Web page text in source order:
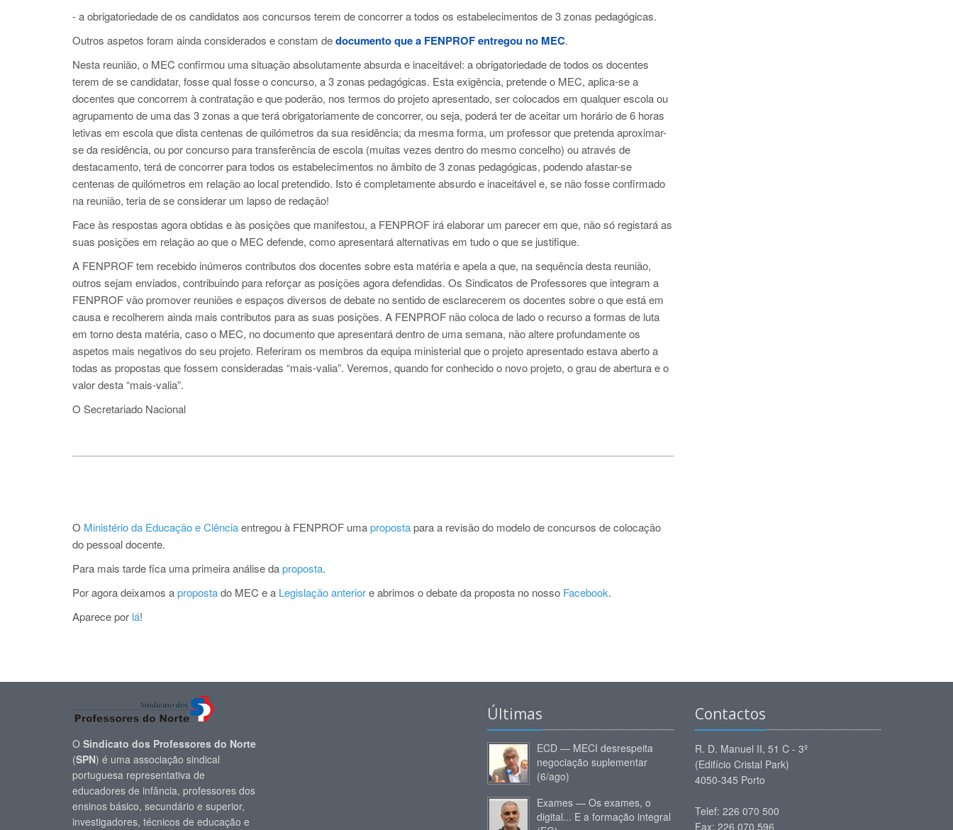
- a obrigatoriedade de os candidatos aos concursos terem de concorrer a todos os estabelecimentos de 3 zonas pedagógicas.
Outros aspetos foram ainda considerados e constam dedocumento que a FENPROF entregou no MEC.
Nesta reunião, o MEC confirmou uma situação absolutamente absurda e inaceitável: a obrigatoriedade de todos os docentes
terem de se candidatar, fosse qual fosse o concurso, a 3 zonas pedagógicas. Esta exigência, pretende o MEC, aplica-se a
docentes que concorrem à contratação e que poderão, nos termos do projeto apresentado, ser colocados em qualquer escola ou
agrupamento de uma das 3 zonas a que terá obrigatoriamente de concorrer, ou seja, poderá ter de aceitar um horário de 6 horas
letivas em escola que dista centenas de quilómetros da sua residência; da mesma forma, um professor que pretenda aproximar-
se da residência, ou por concurso para transferência de escola (muitas vezes dentro do mesmo concelho) ou através de
destacamento, terá de concorrer para todos os estabelecimentos no âmbito de 3 zonas pedagógicas, podendo afastar-se
centenas de quilómetros em relação ao local pretendido. Isto é completamente absurdo e inaceitável e, se não fosse confirmado
na reunião, teria de se considerar um lapso de redação!
Face às respostas agora obtidas e às posições que manifestou, a FENPROF irá elaborar um parecer em que, não só registará as
suas posições em relação ao que o MEC defende, como apresentará alternativas em tudo o que se justifique.
A FENPROF tem recebido inúmeros contributos dos docentes sobre esta matéria e apela a que, na sequência desta reunião,
outros sejam enviados, contribuindo para reforçar as posições agora defendidas. Os Sindicatos de Professores que integram a
FENPROF vão promover reuniões e espaços diversos de debate no sentido de esclarecerem os docentes sobre o que está em
causa e recolherem ainda mais contributos para as suas posições. A FENPROF não coloca de lado o recurso a formas de luta
em torno desta matéria, caso o MEC, no documento que apresentará dentro de uma semana, não altere profundamente os
aspetos mais negativos do seu projeto. Referiram os membros da equipa ministerial que o projeto apresentado estava aberto a
todas as propostas que fossem consideradas “mais-valia”. Veremos, quando for conhecido o novo projeto, o grau de abertura e o
valor desta “mais-valia”.
O Secretariado Nacional
O Ministério da Educação e Ciênciaentregou à FENPROF umapropostapara a revisão do modelo de concursos de colocação
do pessoal docente.
Para mais tarde fica uma primeira análise daproposta.
Por agora deixamos apropostado MEC e a Legislação anteriore abrimos o debate da proposta no nosso Facebook.
Aparece por lá!
O Sindicato dos Professores do Norte
(SPN) é uma associação sindical
portuguesa representativa de
educadores de infância, professores dos
ensinos básico, secundário e superior,
investigadores, técnicos de educação e
Últimas
ECD — MECI desrespeita
negociação suplementar
(6/ago)
Exames — Os exames, o
digital... E a formação integral
Contactos
R. D. Manuel II, 51 C - 3º
(Edifício Cristal Park)
4050-345 Porto
Telef: 226 070 500
Fax: 226 070 596